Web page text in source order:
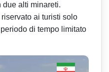
due alti minareti.
ai turisti solo
di tempo limitato